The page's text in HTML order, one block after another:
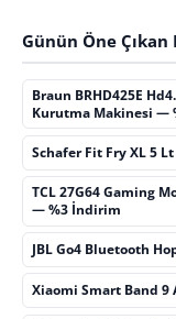
Günün Öne Çıkan
Braun BRHD425E
Kurutma Makinesi —
Schafer Fit Fry XL 5
TCL 27G64 Gaming
— %3 İndirim
JBL Go4 Bluetooth
Xiaomi Smart Band